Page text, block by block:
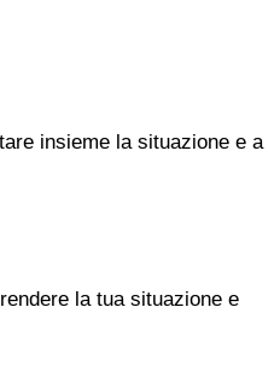
insieme la situazione e a
la tua situazione e